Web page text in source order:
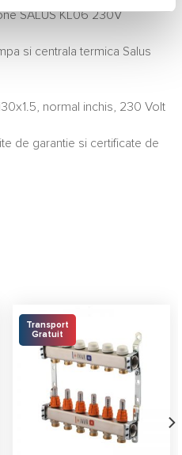
SALUS KL06 230V
si centrala termica Salus
normal inchis, 230 Volt
de garantie si certificate de
Transport
Gratuit